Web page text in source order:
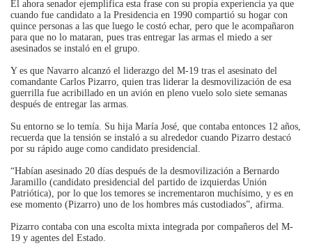
El ahora senador ejemplifica esta frase con su propia experiencia ya que
cuando fue candidato a la Presidencia en 1990 compartió su hogar con
quince personas a las que luego le costó echar, pero que le acompañaron
para que no lo mataran, pues tras entregar las armas el miedo a ser
asesinados se instaló en el grupo.
Y es que Navarro alcanzó el liderazgo del M-19 tras el asesinato del
comandante Carlos Pizarro, quien tras liderar la desmovilización de esa
guerrilla fue acribillado en un avión en pleno vuelo solo siete semanas
después de entregar las armas.
Su entorno se lo temía. Su hija María José, que contaba entonces 12 años,
recuerda que la tensión se instaló a su alrededor cuando Pizarro destacó
por su rápido auge como candidato presidencial.
“Habían asesinado 20 días después de la desmovilización a Bernardo
Jaramillo (candidato presidencial del partido de izquierdas Unión
Patriótica), por lo que los temores se incrementaron muchísimo, y es en
ese momento (Pizarro) uno de los hombres más custodiados”, afirma.
Pizarro contaba con una escolta mixta integrada por compañeros del M-
19 y agentes del Estado.